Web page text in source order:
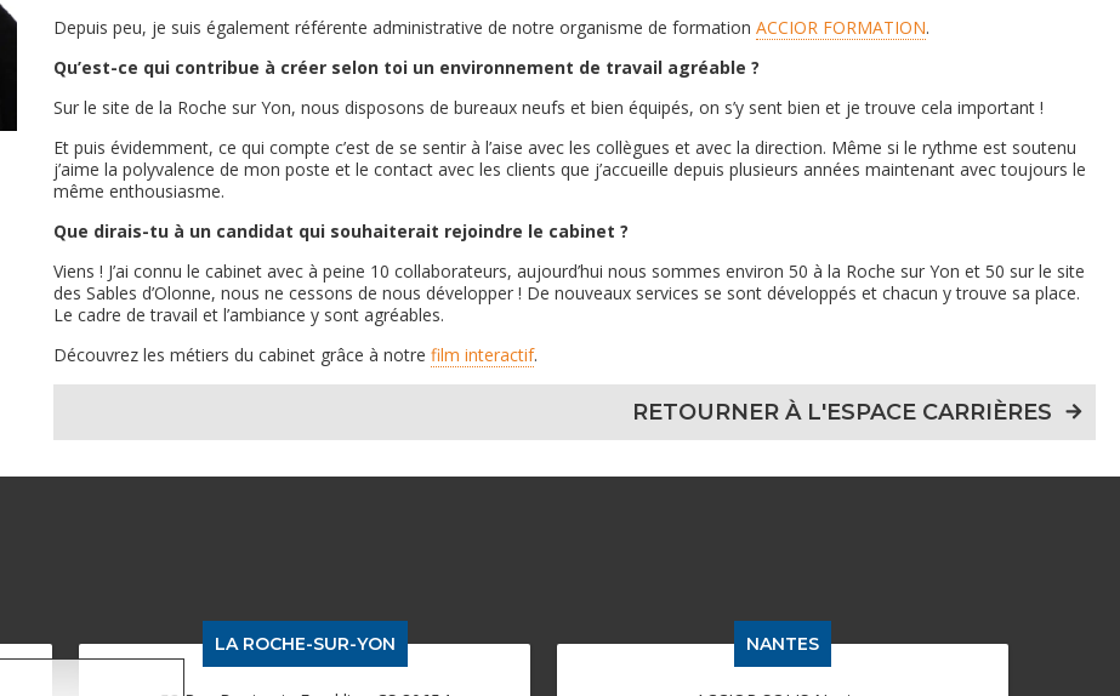
Depuis peu, je suis également référente administrative de notre organisme de formation ACCIOR FORMATION.
Qu’est-ce qui contribue à créer selon toi un environnement de travail agréable ?
Sur le site de la Roche sur Yon, nous disposons de bureaux neufs et bien équipés, on s’y sent bien et je trouve cela important !
Et puis évidemment, ce qui compte c’est de se sentir à l’aise avec les collègues et avec la direction. Même si le rythme est soutenu
j’aime la polyvalence de mon poste et le contact avec les clients que j’accueille depuis plusieurs années maintenant avec toujours le
même enthousiasme.
Que dirais-tu à un candidat qui souhaiterait rejoindre le cabinet ?
Viens ! J’ai connu le cabinet avec à peine 10 collaborateurs, aujourd’hui nous sommes environ 50 à la Roche sur Yon et 50 sur le site
des Sables d’Olonne, nous ne cessons de nous développer ! De nouveaux services se sont développés et chacun y trouve sa place.
Le cadre de travail et l’ambiance y sont agréables.
Découvrez les métiers du cabinet grâce à notre film interactif.
RETOURNER À L'ESPACE CARRIÈRES
LA ROCHE-SUR-YON NANTES